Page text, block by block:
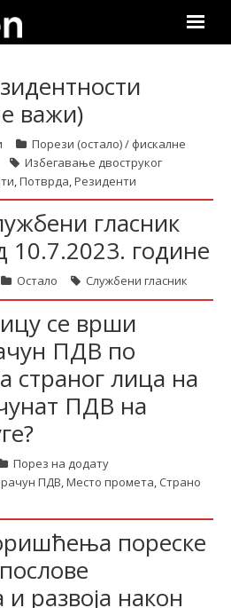
важи)
Порези (остало) / фискалне
Избегавање двоструког
,Потврда,Резиденти
гласник
10.7.2023. године
Остало Службени гласник
се врши
ПДВ по
страног лица на
ПДВ на
Порез на додату
ПДВ,Место промета, Страно
пореске
развоја након